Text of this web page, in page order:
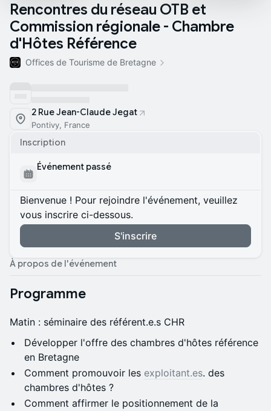
Rencontres du réseau OTB et
Commission régionale - Chambre
d'Hôtes Référence
Offices de Tourisme de Bretagne
2 Rue Jean-Claude Jegat
Pontivy, France
Inscription
Événement passé
Bienvenue ! Pour rejoindre l'événement, veuillez
vous inscrire ci-dessous.
S'inscrire
À propos de l'événement
Programme
Matin : séminaire des référent.e.s CHR
Développer l'offre des chambres d'hôtes référence
en Bretagne
Comment promouvoir les exploitant.es. des
chambres d'hôtes ?
Comment affirmer le positionnement de la